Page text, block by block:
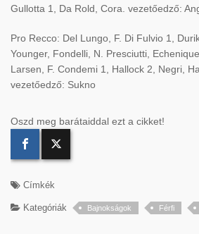
Gullotta 1, Da Rold, Cora. vezetőedző:
Pro Recco: Del Lungo, F. Di Fulvio 1,
Younger, Fondelli, N. Presciutti,
Larsen, F. Condemi 1, Hallock 2, Negri,
vezetőedző: Sukno
Oszd meg barátaiddal ezt a cikket!
Címkék
Kategóriák Bajnokságok Férfi